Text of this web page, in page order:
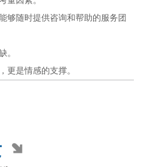
够随时提供咨询和帮助的服务团
。
更是情感的支撑。